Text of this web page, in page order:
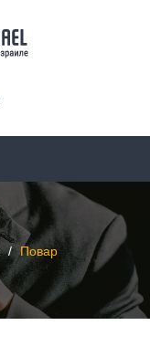
Повар